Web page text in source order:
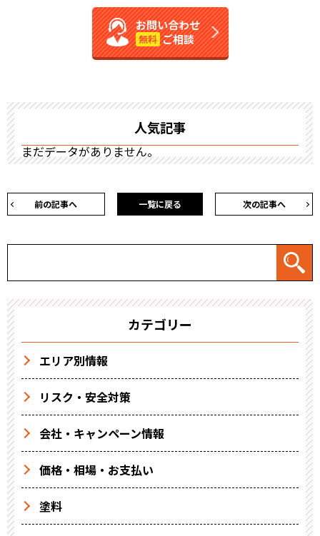
お問い合わせ
無料 ご相談
人気記事
まだデータがありません。
前の記事へ 次の記事へ
一覧に戻る
カテゴリー
エリア別情報
リスク・安全対策
会社・キャンペーン情報
価格・相場・お支払い
塗料